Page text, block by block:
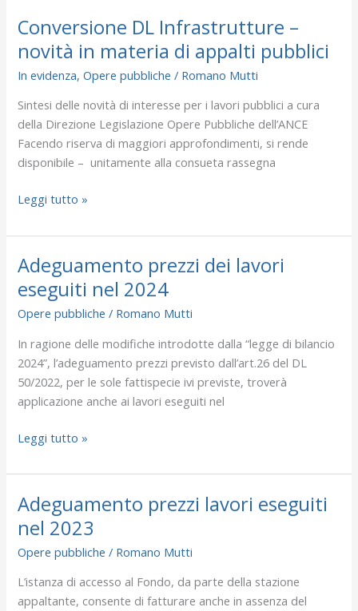
Conversione DL Infrastrutture –
novità in materia di appalti pubblici
In evidenza,Opere pubbliche / Romano Mutti
Sintesi delle novità di interesse per i lavori pubblici a cura
della Direzione Legislazione Opere Pubbliche dell’ANCE
Facendo riserva di maggiori approfondimenti, si rende
disponibile – unitamente alla consueta rassegna
Leggi tutto »
Adeguamento prezzi dei lavori
eseguiti nel 2024
Opere pubbliche / Romano Mutti
In ragione delle modifiche introdotte dalla “legge di bilancio
2024”, l’adeguamento prezzi previsto dall’art.26 del DL
50/2022, per le sole fattispecie ivi previste, troverà
applicazione anche ai lavori eseguiti nel
Adeguamento
dei
lavori
eseguiti
nel
2024
Leggi tutto »
Adeguamento prezzi lavori eseguiti
nel 2023
Opere pubbliche / Romano Mutti
L’istanza di accesso al Fondo, da parte della stazione
appaltante, consente di fatturare anche in assenza del
Adeguamento
prezzi
lavori
eseguiti
nel
2023